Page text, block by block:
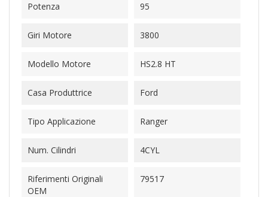
Potenza 95
Giri Motore 3800
Modello Motore HS2.8 HT
Casa Produttrice Ford
Tipo Applicazione Ranger
Num. Cilindri 4CYL
Riferimenti Originali
OEM
79517